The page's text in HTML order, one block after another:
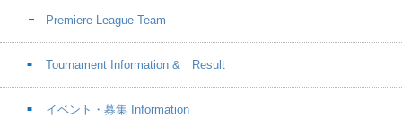
Premiere League Team
Tournament Information & Result
イベント・募集 Information